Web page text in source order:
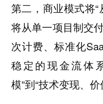
第二，商业模式将
将从单一项目制交
次计费、标准化
稳定的现金流体
模”到“技术变现、价